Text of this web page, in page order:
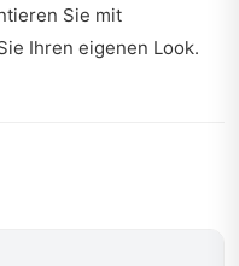
Sie mit
Ihren eigenen Look.